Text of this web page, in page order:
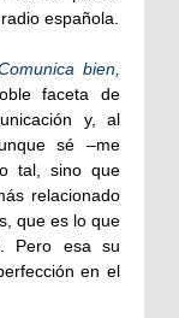
española.
bien,
faceta de
y, al
sé –me
tal, sino que
relacionado
que es lo que
Pero esa su
en el